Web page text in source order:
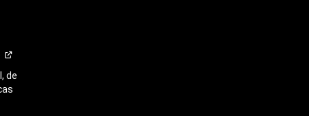
de